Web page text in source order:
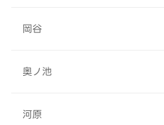
岡谷
奥ノ池
河原